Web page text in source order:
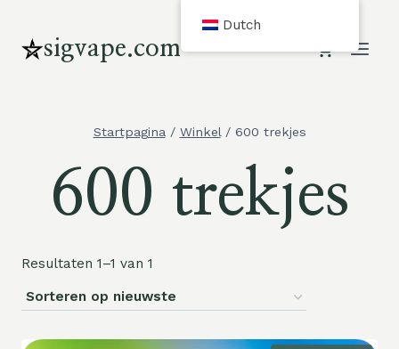
naar sigvape.com
Startpagina / Winkel / 600 trekjes
600 trekjes
Resultaten 1–1 van 1
Dutch